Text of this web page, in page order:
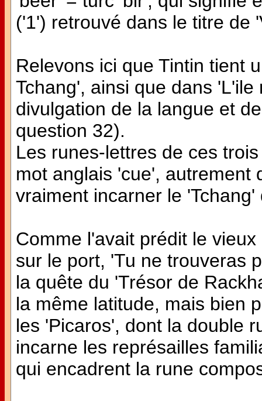
('1') retrouvé dans le titre de
Relevons ici que Tintin tient
Tchang', ainsi que dans
divulgation de la langue et
question 32).
Les runes-lettres de ces
mot anglais 'cue', autrement
vraiment incarner le
Comme l'avait prédit le
sur le port, 'Tu ne trouveras
la quête du 'Trésor de
la même latitude, mais bien
les 'Picaros', dont la double
incarne les représailles
qui encadrent la rune